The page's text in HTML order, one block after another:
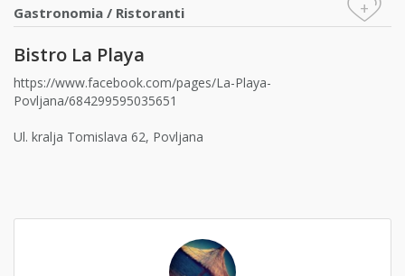
Gastronomia / Ristoranti +
Bistro La Playa
https://www.facebook.com/pages/La-Playa-
Povljana/684299595035651
Ul. kralja Tomislava 62, Povljana